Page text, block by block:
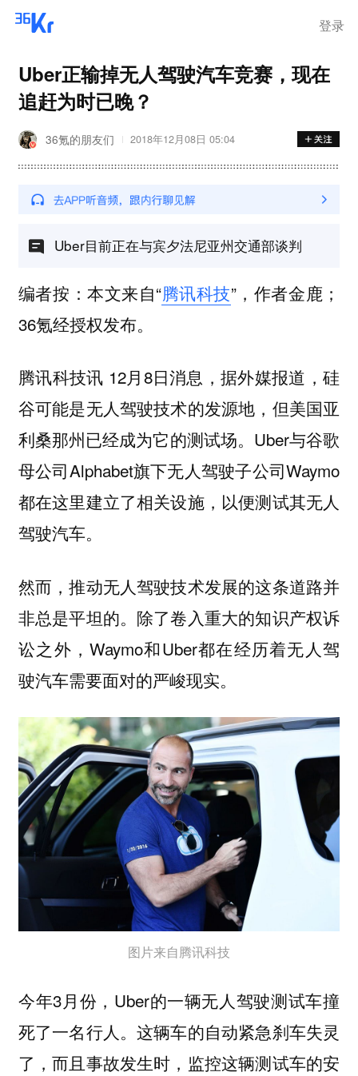
登录
Uber正输掉无人驾驶汽车竞赛，现在
追赶为时已晚？
36氪的朋友们 2018年12月08日 05:04
Uber目前正在与宾夕法尼亚州交通部谈判
编者按：本文来自“腾讯科技”，作者金鹿；
36氪经授权发布。
腾讯科技讯 12月8日消息，据外媒报道，硅
谷可能是无人驾驶技术的发源地，但美国亚
利桑那州已经成为它的测试场。Uber与谷歌
母公司Alphabet旗下无人驾驶子公司Waymo
都在这里建立了相关设施，以便测试其无人
驾驶汽车。
然而，推动无人驾驶技术发展的这条道路并
非总是平坦的。除了卷入重大的知识产权诉
讼之外，Waymo和Uber都在经历着无人驾
驶汽车需要面对的严峻现实。
图片来自腾讯科技
今年3月份，Uber的一辆无人驾驶测试车撞
死了一名行人。这辆车的自动紧急刹车失灵
了，而且事故发生时，监控这辆测试车的安